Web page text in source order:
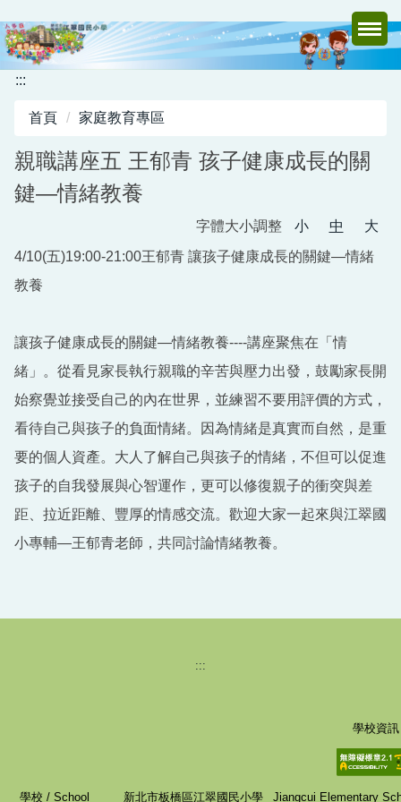
到
主
要
:::
首頁 家庭教育專區
親職講座五 王郁青 孩子健康成長的關
鍵—情緒教養
字體大小調整 小 中
大
4/10(五)19:00-21:00王郁青 讓孩子健康成長的關鍵—情緒
教養
讓孩子健康成長的關鍵—情緒教養----講座聚焦在「情
緒」。從看見家長執行親職的辛苦與壓力出發，鼓勵家長開
始察覺並接受自己的內在世界，並練習不要用評價的方式，
看待自己與孩子的負面情緒。因為情緒是真實而自然，是重
要的個人資產。大人了解自己與孩子的情緒，不但可以促進
孩子的自我發展與心智運作，更可以修復親子的衝突與差
距、拉近距離、豐厚的情感交流。歡迎大家一起來與江翠國
小專輔—王郁青老師，共同討論情緒教養。
:::
學校資訊
學校 / School 新北市板橋區江翠國民小學 Jiangcui Elementary